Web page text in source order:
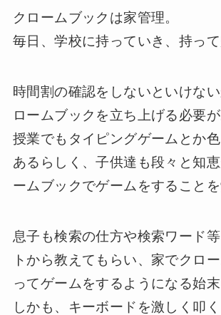
クロームブックは家管理。
毎日、学校に持っていき、持って
時間割の確認をしないといけな
ロームブックを立ち上げる必要が
授業でもタイピングゲームとか
あるらしく、子供達も段々と知
ームブックでゲームをすることを
息子も検索の仕方や検索ワード
トから教えてもらい、家でクロ
ってゲームをするようになる始末
しかも、キーボードを激しく叩